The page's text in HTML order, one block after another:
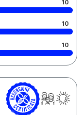
10
10
10